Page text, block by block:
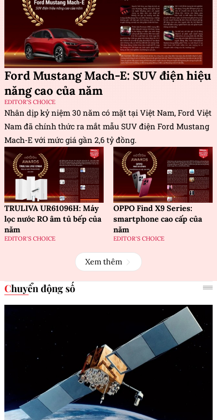
Ford Mustang Mach-E: SUV điện hiệu
năng cao của năm
EDITOR'S CHOICE
Nhân dịp kỷ niệm 30 năm có mặt tại Việt Nam, Ford Việt
Nam đã chính thức ra mắt mẫu SUV điện Ford Mustang
Mach-E với mức giá gần 2,6 tỷ đồng.
TRULIVA UR61096H: Máy
lọc nước RO âm tủ bếp của
năm
EDITOR'S CHOICE
OPPO Find X9 Series:
smartphone cao cấp của
năm
EDITOR'S CHOICE
Xem thêm
Chuyển động số